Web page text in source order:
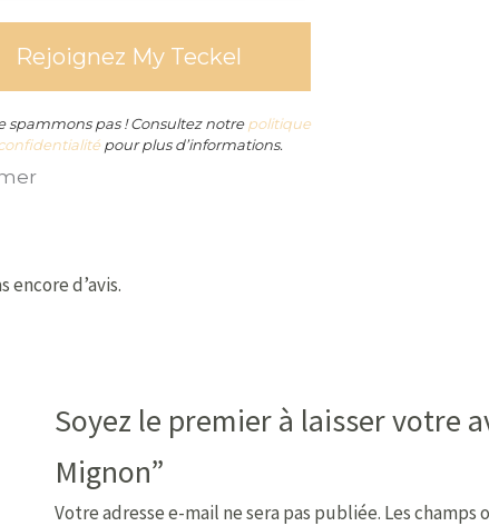
spammons pas ! Consultez notrepolitique
pour plus d’informations.
encore d’avis.
Soyez le premier à laisser votre
Mignon”
Votre adresse e-mail ne sera pas publiée. Les champs